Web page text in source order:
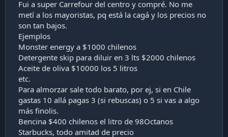
Fui a super Carrefour del centro y compré. No me
metí a los mayoristas, pq está la cagá y los precios no
son tan bajos.
Ejemplos
Monster energy a $1000 chilenos
Detergente skip para diluir en 3 lts $2000 chilenos
Aceite de oliva $10000 los 5 litros
etc.
Para almorzar sale todo barato, por ej, si en Chile
gastas 10 allá pagas 3 (si rebuscas) o 5 si vas a algo
más finolis.
Bencina $400 chilenos el litro de 98Octanos
Starbucks, todo amitad de precio